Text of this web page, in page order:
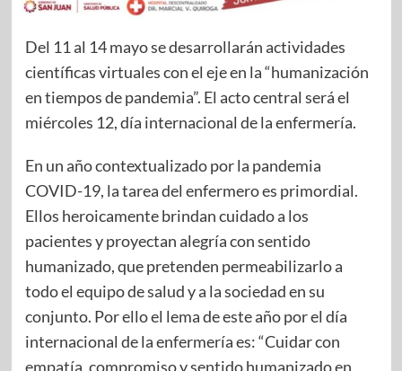
Del 11 al 14 mayo se desarrollarán actividades
científicas virtuales con el eje en la “humanización
en tiempos de pandemia”. El acto central será el
miércoles 12, día internacional de la enfermería.
En un año contextualizado por la pandemia
COVID-19, la tarea del enfermero es primordial.
Ellos heroicamente brindan cuidado a los
pacientes y proyectan alegría con sentido
humanizado, que pretenden permeabilizarlo a
todo el equipo de salud y a la sociedad en su
conjunto. Por ello el lema de este año por el día
internacional de la enfermería es: “Cuidar con
empatía, compromiso y sentido humanizado en